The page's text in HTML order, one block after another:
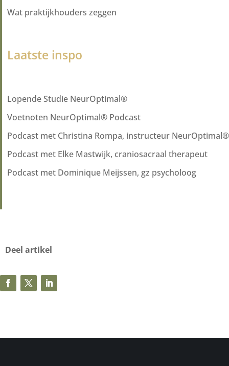
Wat praktijkhouders zeggen
Laatste inspo
Lopende Studie NeurOptimal®
Voetnoten NeurOptimal® Podcast
Podcast met Christina Rompa, instructeur NeurOptimal®
Podcast met Elke Mastwijk, craniosacraal therapeut
Podcast met Dominique Meijssen, gz psycholoog
Deel artikel